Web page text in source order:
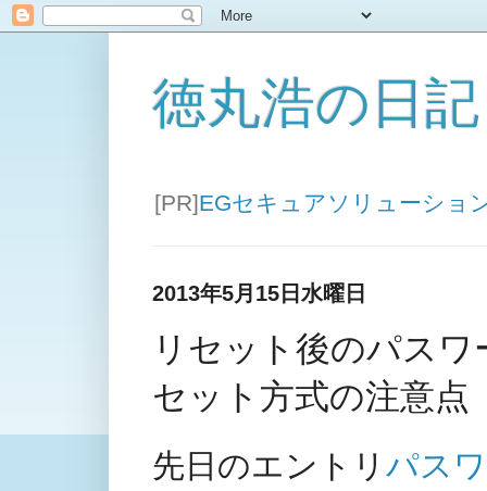
徳丸浩の日記
[PR]EGセキュアソリューショ
2013年5月15日水曜日
リセット後のパス
セット方式の注意点
先日のエントリ パス